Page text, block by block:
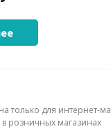
только для интернет-
в розничных магазинах